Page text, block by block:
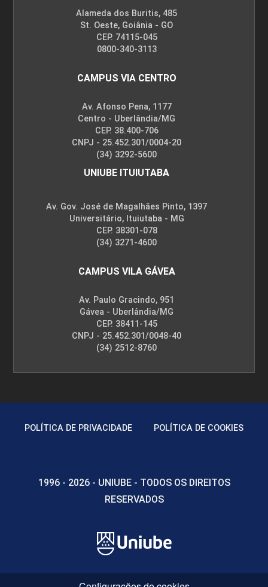
Alameda dos Buritis, 485
St. Oeste, Goiânia - GO
CEP. 74115-045
0800-340-3113
CAMPUS VIA CENTRO
Av. Afonso Pena, 1177
Centro - Uberlândia/MG
CEP. 38.400-706
CNPJ - 25.452.301/0004-20
(34) 3292-5600
UNIUBE ITUIUTABA
Av. Gov. José de Magalhães Pinto, 1397
Universitário, Ituiutaba - MG
CEP. 38301-078
(34) 3271-4600
CAMPUS VILA GÁVEA
Av. Paulo Gracindo, 951
Gávea - Uberlândia/MG
CEP. 38411-145
CNPJ - 25.452.301/0048-40
(34) 2512-8760
POLÍTICA DE PRIVACIDADE POLÍTICA DE COOKIES
1996 - 2026 - UNIUBE - TODOS OS DIREITOS
RESERVADOS